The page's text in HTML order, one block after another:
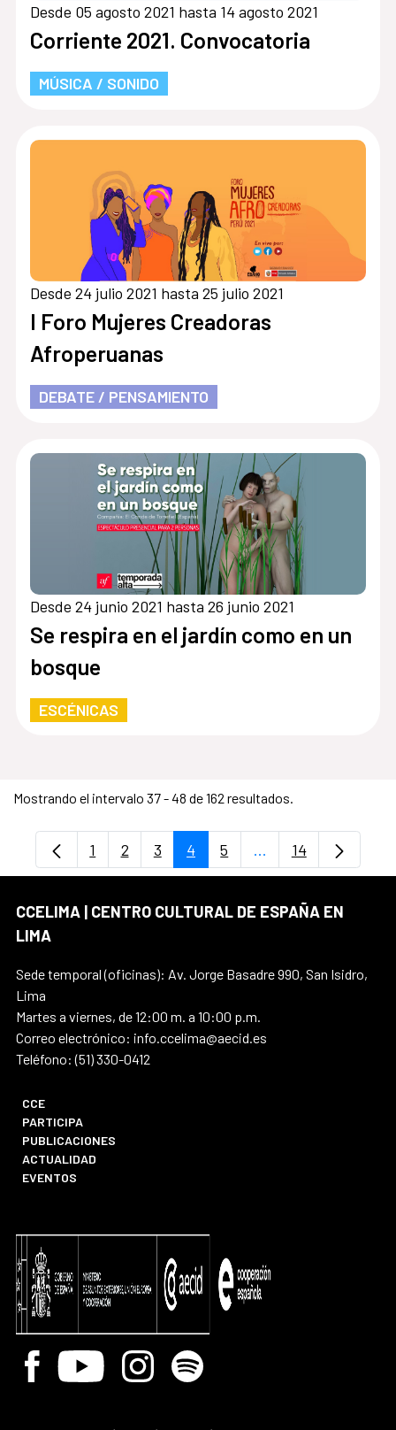
Desde 05 agosto 2021 hasta 14 agosto 2021
Corriente 2021. Convocatoria
MÚSICA / SONIDO
Desde 24 julio 2021 hasta 25 julio 2021
I Foro Mujeres Creadoras
Afroperuanas
DEBATE / PENSAMIENTO
Desde 24 junio 2021 hasta 26 junio 2021
Se respira en el jardín como en un
bosque
ESCÉNICAS
Mostrando el intervalo 37 - 48 de 162 resultados.
Página
1 Página
2 Página
3 Página
4 Página
5 ...PáginasPágina
14
CCELIMA | CENTRO CULTURAL DE ESPAÑA EN
LIMA
Sede temporal (oficinas): Av. Jorge Basadre 990, San Isidro,
Lima
Martes a viernes, de 12:00 m. a 10:00 p.m.
Correo electrónico: info.ccelima@aecid.es
Teléfono: (51) 330-0412
CCE
PARTICIPA
PUBLICACIONES
ACTUALIDAD
EVENTOS
Facebook
Youtube InstagramSpotify